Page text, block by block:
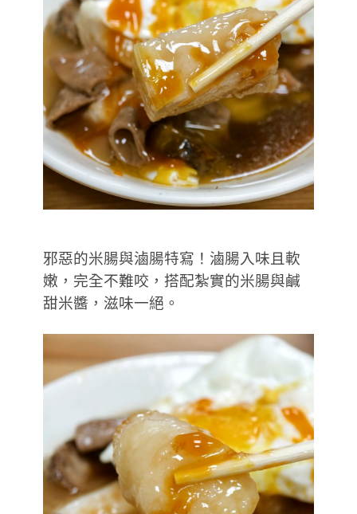
邪惡的米腸與滷腸特寫！滷腸入味且軟
嫩，完全不難咬，搭配紮實的米腸與鹹
甜米醬，滋味一絕。